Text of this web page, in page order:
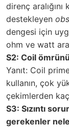
direnç
destekleyen
dengesi için
ohm ve watt
S2: Coil
Yanıt: Coil
kullanın, çok
çekimlerden
S3: Sızıntı
gerekenler